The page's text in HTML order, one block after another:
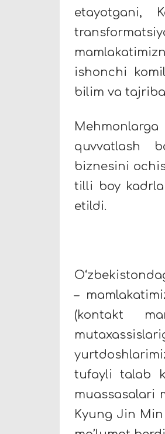
etayotgani,
ishonchi
bilim va
quvvatlash
biznesini
tilli boy
etildi.
–
(kontakt
tufayli talab
muassasalari
Kyung Jin